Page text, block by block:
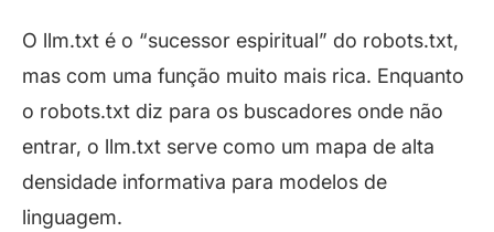
O llm.txt é o “sucessor espiritual” do robots.txt,
mas com uma função muito mais rica. Enquanto
o robots.txt diz para os buscadores onde não
entrar, o llm.txt serve como um mapa de alta
densidade informativa para modelos de
linguagem.